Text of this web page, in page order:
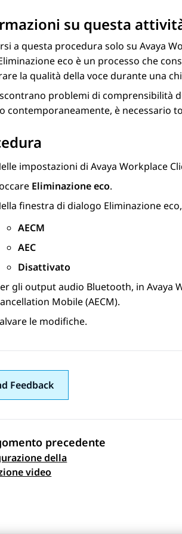
su questa
a questa procedura solo su Avaya
eco è un processo che
la qualità della voce durante una
problemi di comprensibilità
contemporaneamente, è necessario
impostazioni di Avaya Workplace
Eliminazione eco.
finestra di dialogo Eliminazione eco
AECM
AEC
Disattivato
gli output audio Bluetooth, in Avaya
Mobile (AECM).
le modifiche.
Feedback
argomento
precedente
della
video